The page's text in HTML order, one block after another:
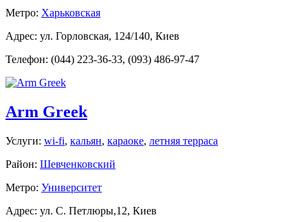
Метро: Харьковская
Адрес: ул. Горловская, 124/140, Киев
Телефон: (044) 223-36-33, (093) 486-97-47
Arm Greek
Услуги: wi-fi, кальян, караоке, летняя терраса
Район: Шевченковский
Метро: Университет
Адрес: ул. С. Петлюры,12, Киев